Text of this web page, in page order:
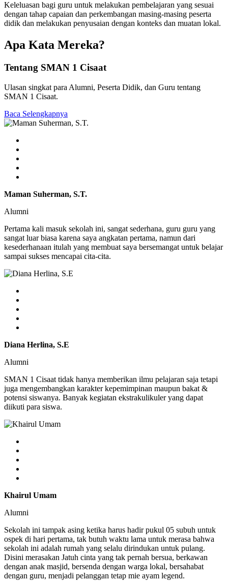
Keleluasan bagi guru untuk melakukan pembelajaran yang sesuai
dengan tahap capaian dan perkembangan masing-masing peserta
didik dan melakukan penyusaian dengan konteks dan muatan lokal.
Apa Kata Mereka?
Tentang SMAN 1 Cisaat
Ulasan singkat para Alumni, Peserta Didik, dan Guru tentang
SMAN 1 Cisaat.
Baca Selengkapnya
Maman Suherman, S.T.
Alumni
Pertama kali masuk sekolah ini, sangat sederhana, guru guru yang
sangat luar biasa karena saya angkatan pertama, namun dari
kesederhanaan itulah yang membuat saya bersemangat untuk belajar
sampai sukses mencapai cita-cita.
Diana Herlina, S.E
Alumni
SMAN 1 Cisaat tidak hanya memberikan ilmu pelajaran saja tetapi
juga mengembangkan karakter kepemimpinan maupun bakat &
potensi siswanya. Banyak kegiatan ekstrakulikuler yang dapat
diikuti para siswa.
Khairul Umam
Alumni
Sekolah ini tampak asing ketika harus hadir pukul 05 subuh untuk
ospek di hari pertama, tak butuh waktu lama untuk merasa bahwa
sekolah ini adalah rumah yang selalu dirindukan untuk pulang.
Disini merasakan Jatuh cinta yang tak pernah bersua, berkawan
dengan anak masjid, bersenda dengan warga lokal, bersahabat
dengan guru, menjadi pelanggan tetap mie ayam legend.